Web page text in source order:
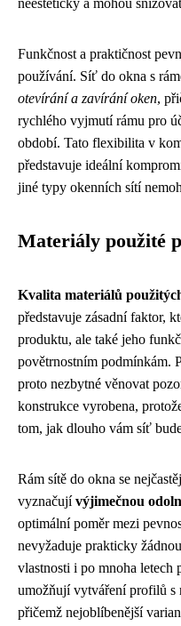
neesteticky a mohou
Funkčnost a praktičnost
používání. Síť do okna s
otevírání a zavírání oken,
rychlého vyjmutí rámu pro
období. Tato flexibilita v
představuje ideální
jiné typy okenních sítí
Materiály použité
Kvalita materiálů
představuje zásadní faktor,
produktu, ale také jeho
povětrnostním podmínkám.
proto nezbytné věnovat
konstrukce vyrobena,
tom, jak dlouho vám síť
Rám sítě do okna se
vyznačujívýjimečnou
optimální poměr mezi
nevyžaduje prakticky
vlastnosti i po mnoha
umožňují vytváření profilů
přičemž nejoblíbenější